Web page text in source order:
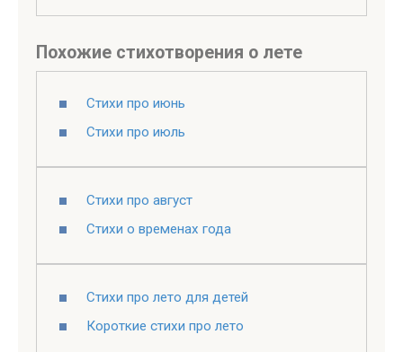
Похожие стихотворения о лете
Стихи про июнь
Стихи про июль
Стихи про август
Стихи о временах года
Стихи про лето для детей
Короткие стихи про лето